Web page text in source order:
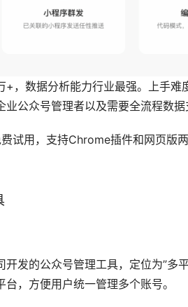
，数据分析能力行业最强。上手难
公众号管理者以及需要全流程数据
试用，支持Chrome插件和网页版
发的公众号管理工具，定位为”多
，方便用户统一管理多个账号。